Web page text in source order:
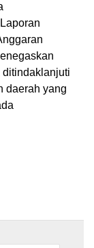
ditindaklanjuti
daerah yang